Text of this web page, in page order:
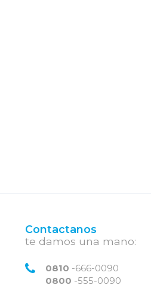
Contactanos
te damos una mano:
0810 -666-0090
0800 -555-0090